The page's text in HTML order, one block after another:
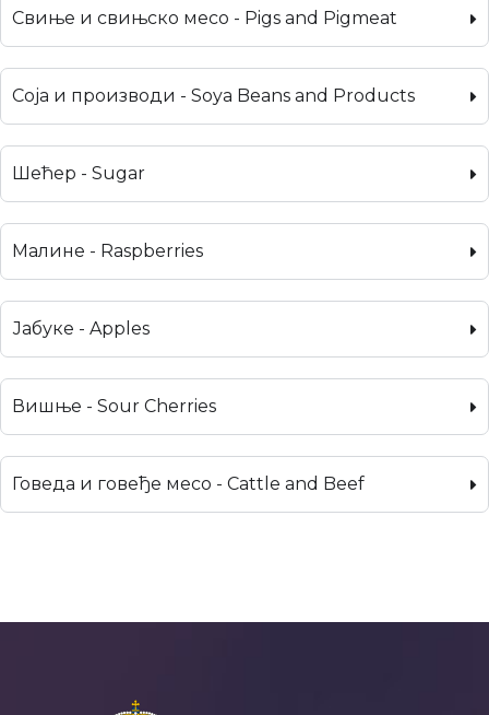
Свиње и свињско месо - Pigs and Pigmeat
Соја и производи - Soya Beans and Products
Шећер - Sugar
Малине - Raspberries
Јабуке - Apples
Вишње - Sour Cherries
Говеда и говеђе месо - Cattle and Beef